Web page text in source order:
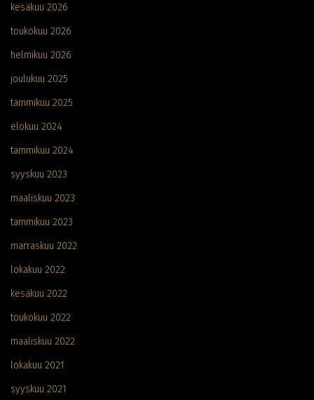
kesäkuu 2026
toukokuu 2026
helmikuu 2026
joulukuu 2025
tammikuu 2025
elokuu 2024
tammikuu 2024
syyskuu 2023
maaliskuu 2023
tammikuu 2023
marraskuu 2022
lokakuu 2022
kesäkuu 2022
toukokuu 2022
maaliskuu 2022
lokakuu 2021
syyskuu 2021